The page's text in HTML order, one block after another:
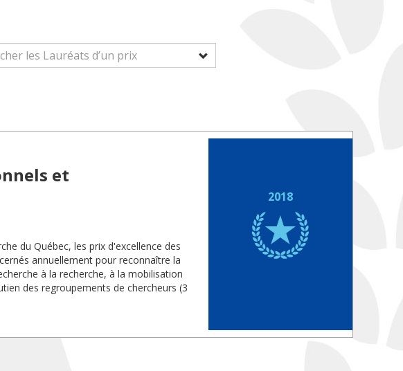
et
du Québec, les prix d'excellence des
annuellement pour reconnaître la
à la recherche, à la mobilisation
des regroupements de chercheurs (3
2018